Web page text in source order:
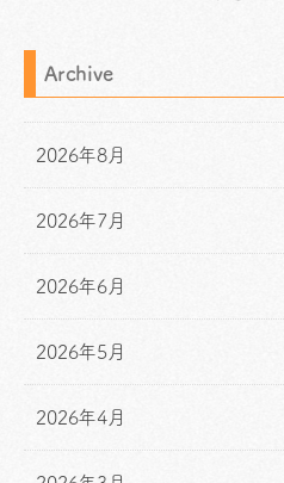
Archive
2026年8月
2026年7月
2026年6月
2026年5月
2026年4月